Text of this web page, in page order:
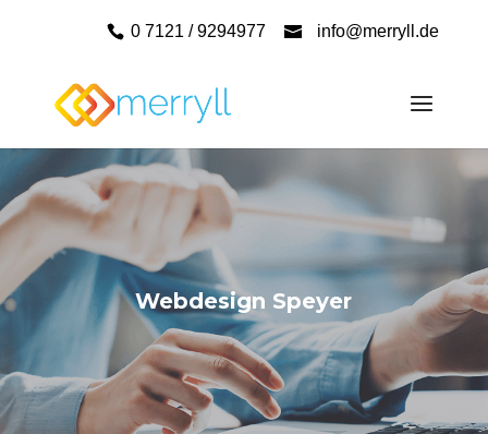
0 7121 / 9294977 info@merryll.de
Webdesign Speyer